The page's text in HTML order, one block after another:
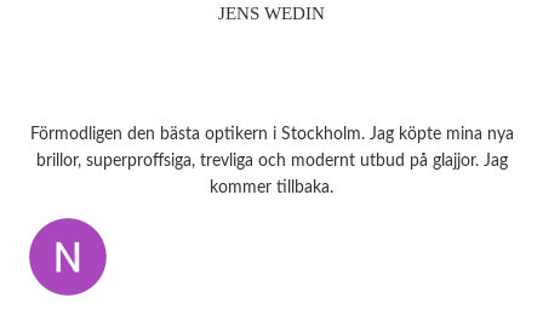
JENS WEDIN
Förmodligen den bästa optikern i Stockholm. Jag köpte mina nya
brillor, superproffsiga, trevliga och modernt utbud på glajjor. Jag
kommer tillbaka.